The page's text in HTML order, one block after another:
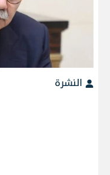
النشرة